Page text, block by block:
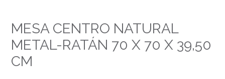
MESA CENTRO NATURAL
METAL-RATÁN 70 X 70 X 39,50
CM